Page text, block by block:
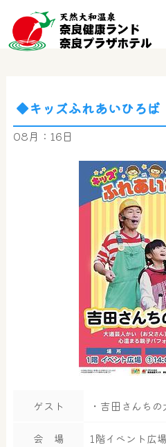
◆キッズふれあいひろ
08月：16日
ゲスト ・吉田さんち
会 場 1階イベント広場
奈良健康ランド AIコン
ご質問をお伺いします。